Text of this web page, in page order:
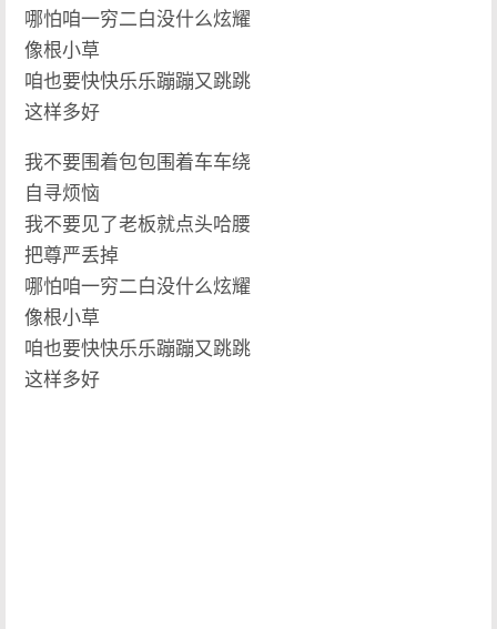
哪怕咱一穷二白没什么炫耀
像根小草
咱也要快快乐乐蹦蹦又跳跳
这样多好
我不要围着包包围着车车绕
自寻烦恼
我不要见了老板就点头哈腰
把尊严丢掉
哪怕咱一穷二白没什么炫耀
像根小草
咱也要快快乐乐蹦蹦又跳跳
这样多好